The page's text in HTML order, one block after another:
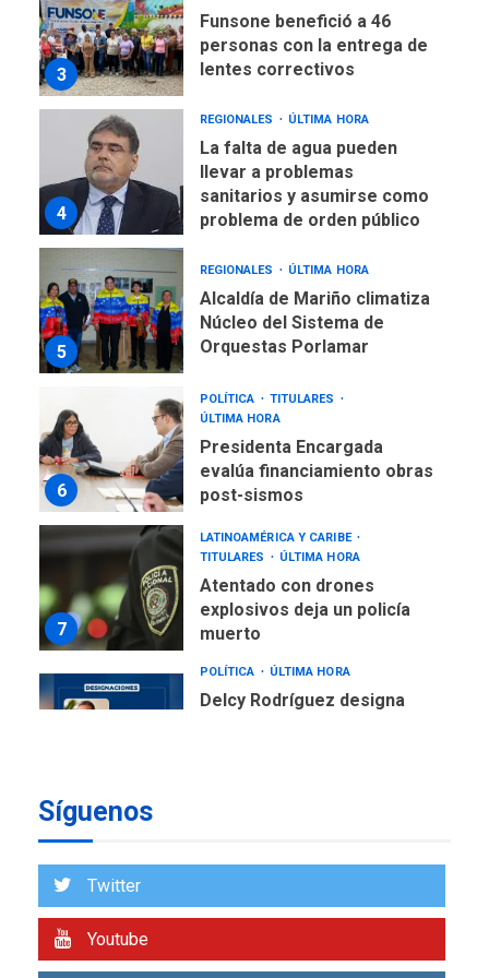
3
Funsone benefició a 46
personas con la entrega de
lentes correctivos
4
REGIONALES ÚLTIMA HORA
La falta de agua pueden
llevar a problemas
sanitarios y asumirse como
problema de orden público
5
REGIONALES ÚLTIMA HORA
Alcaldía de Mariño climatiza
Núcleo del Sistema de
Orquestas Porlamar
6
POLÍTICA
TITULARES
ÚLTIMA HORA
Presidenta Encargada
evalúa financiamiento obras
post-sismos
7
LATINOAMÉRICA Y CARIBE
TITULARES
ÚLTIMA HORA
Atentado con drones
explosivos deja un policía
muerto
POLÍTICA ÚLTIMA HORA
Delcy Rodríguez designa
2
Argentina para despedir a
Síguenos
Twitter
Youtube